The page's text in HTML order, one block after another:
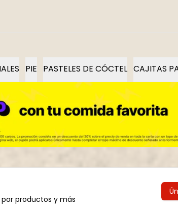
PIE PASTELES DE CÓCTEL CAJITAS
productos y más